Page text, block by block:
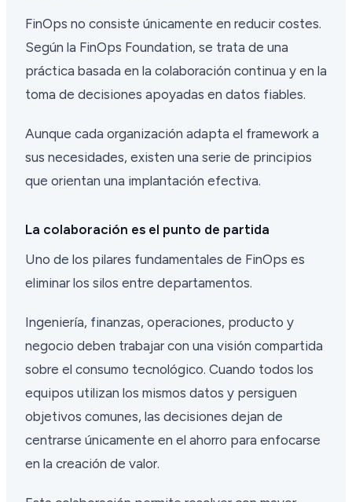
FinOps no consiste únicamente en reducir costes.
Según la FinOps Foundation, se trata de una
práctica basada en la colaboración continua y en la
toma de decisiones apoyadas en datos fiables.
Aunque cada organización adapta el framework a
sus necesidades, existen una serie de principios
que orientan una implantación efectiva.
La colaboración es el punto de partida
Uno de los pilares fundamentales de FinOps es
eliminar los silos entre departamentos.
Ingeniería, finanzas, operaciones, producto y
negocio deben trabajar con una visión compartida
sobre el consumo tecnológico. Cuando todos los
equipos utilizan los mismos datos y persiguen
objetivos comunes, las decisiones dejan de
centrarse únicamente en el ahorro para enfocarse
en la creación de valor.